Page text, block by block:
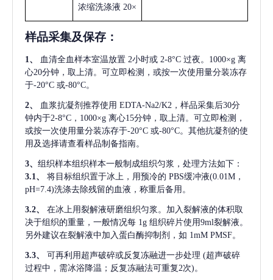
浓缩洗涤液 20×
样品采集及保存 ：
1、 血清全血样本室温放置 2小时或 2-8°C 过夜。1000×g 离
心20分钟，取上清。可立即检测，或按一次使用量分装冻存
于-20°C 或-80°C。
2、 血浆抗凝剂推荐使用 EDTA-Na2/K2，样品采集后30分
钟内于2-8°C，1000×g 离心15分钟，取上清。可立即检测，
或按一次使用量分装冻存于-20°C 或-80°C。其他抗凝剂的使
用及选择请查看样品制备指南。
3、 组织样本组织样本一般制成组织匀浆，处理方法如下：
3.1、
将目标组织置于冰上，用预冷的 PBS缓冲液(0.01M，
pH=7.4)洗涤去除残留的血液，称重后备用。
3.2、
在冰上用裂解液研磨组织匀浆。加入裂解液的体积取
决于组织的重量，一般情况每 1g 组织碎片使用9ml裂解液。
另外建议在裂解液中加入蛋白酶抑制剂，如 1mM PMSF。
3.3、 可再利用超声破碎或反复冻融进一步处理 (超声破碎
过程中，需冰浴降温；反复冻融法可重复2次)。